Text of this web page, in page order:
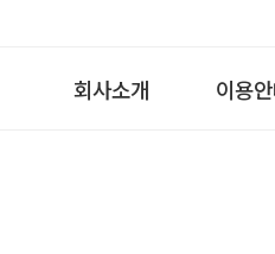
회사소개 이용